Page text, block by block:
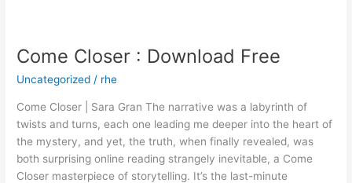
Come Closer : Download Free
Uncategorized / rhe
Come Closer | Sara Gran The narrative was a labyrinth of
twists and turns, each one leading me deeper into the heart of
the mystery, and yet, the truth, when finally revealed, was
both surprising online reading strangely inevitable, a Come
Closer masterpiece of storytelling. It’s the last-minute
Come
:
Download
Free